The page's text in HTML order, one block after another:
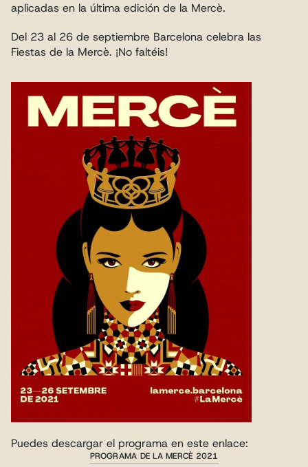
aplicadas en la última edición de la Mercè.
Del 23 al 26 de septiembre Barcelona celebra las
Fiestas de la Mercè. ¡No faltéis!
Puedes descargar el programa en este enlace:
PROGRAMA DE LA MERCÈ 2021